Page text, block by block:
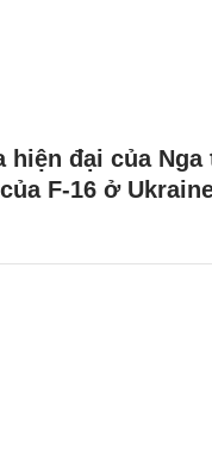
hiện đại của
của F-16 ở